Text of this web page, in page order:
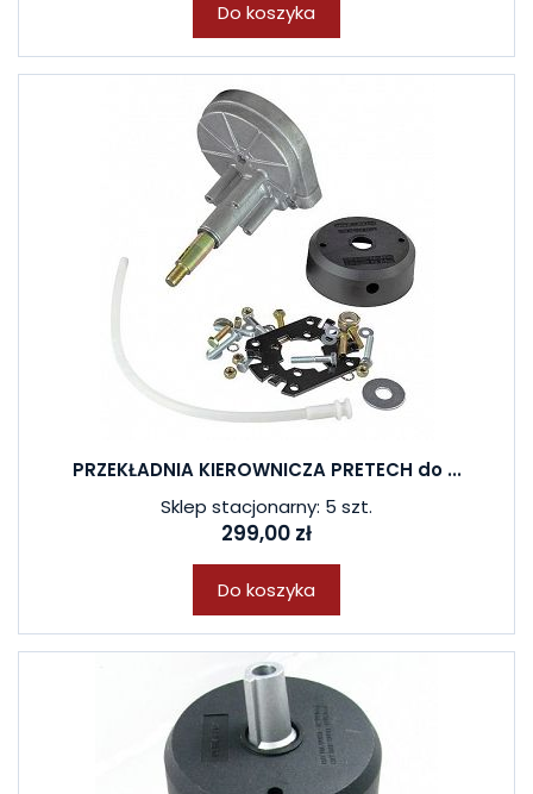
Do koszyka
PRZEKŁADNIA KIEROWNICZA PRETECH do ...
Sklep stacjonarny: 5 szt.
299,00 zł
Do koszyka